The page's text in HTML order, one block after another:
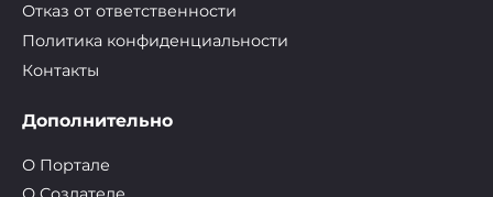
Отказ от ответственности
Политика конфиденциальности
Контакты
Дополнительно
О Портале